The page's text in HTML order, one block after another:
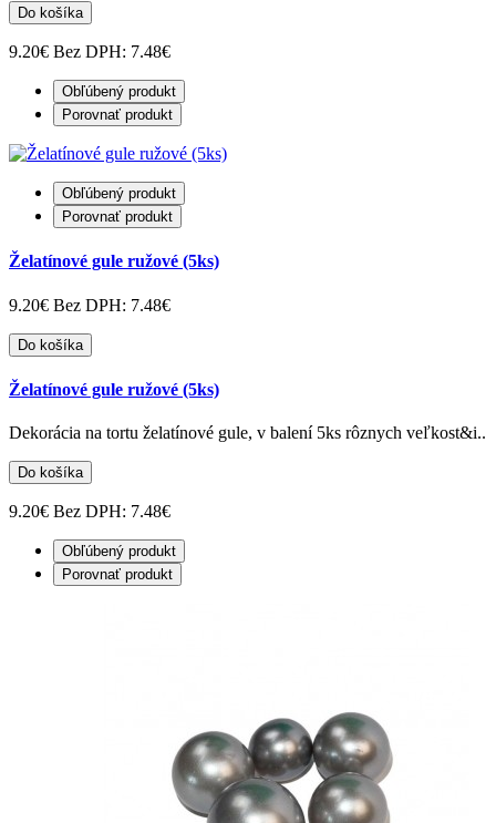
Do košíka
9.20€ Bez DPH: 7.48€
Obľúbený produkt
Porovnať produkt
Obľúbený produkt
Porovnať produkt
Želatínové gule ružové (5ks)
9.20€ Bez DPH: 7.48€
Do košíka
Želatínové gule ružové (5ks)
Dekorácia na tortu želatínové gule, v balení 5ks rôznych veľkost&i..
Do košíka
9.20€ Bez DPH: 7.48€
Obľúbený produkt
Porovnať produkt